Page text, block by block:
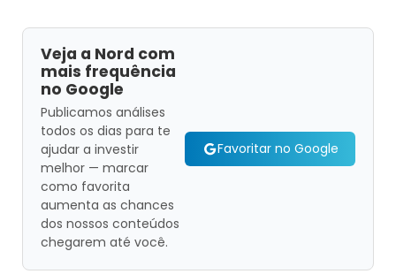
Veja a Nord com
mais frequência
no Google
Publicamos análises
todos os dias para te
ajudar a investir
melhor — marcar
como favorita
aumenta as chances
dos nossos conteúdos
chegarem até você.
Favoritar no Google